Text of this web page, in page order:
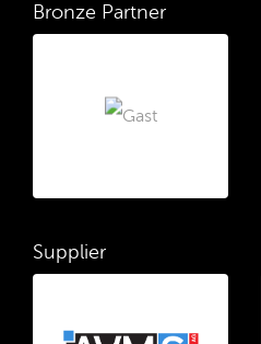
Bronze Partner
Supplier